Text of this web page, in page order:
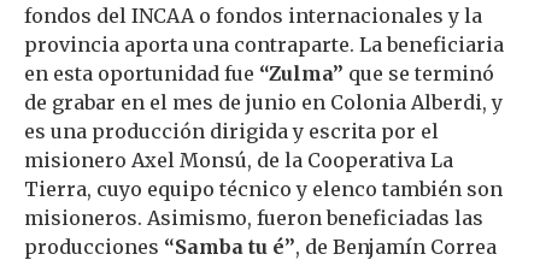
fondos del INCAA o fondos internacionales y la
provincia aporta una contraparte. La beneficiaria
en esta oportunidad fue “Zulma” que se terminó
de grabar en el mes de junio en Colonia Alberdi, y
es una producción dirigida y escrita por el
misionero Axel Monsú, de la Cooperativa La
Tierra, cuyo equipo técnico y elenco también son
misioneros. Asimismo, fueron beneficiadas las
producciones “Samba tu é”, de Benjamín Correa